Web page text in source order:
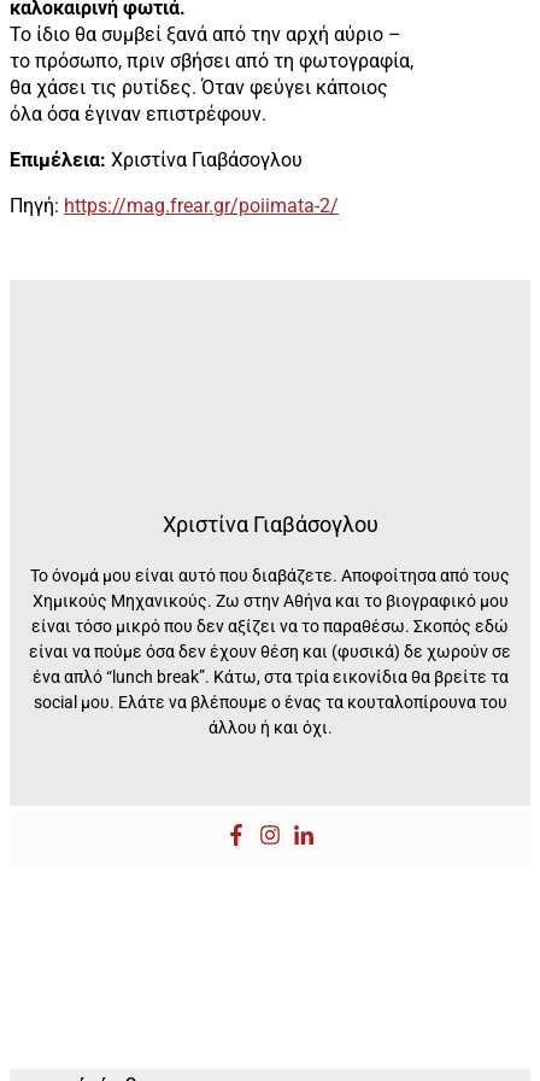
καλοκαιρινή φωτιά.
Το ίδιο θα συμβεί ξανά από την αρχή αύριο –
το πρόσωπο, πριν σβήσει από τη φωτογραφία,
θα χάσει τις ρυτίδες. Όταν φεύγει κάποιος
όλα όσα έγιναν επιστρέφουν.
Επιμέλεια: Χριστίνα Γιαβάσογλου
Πηγή: https://mag.frear.gr/poiimata-2/
Χριστίνα Γιαβάσογλου
Το όνομά μου είναι αυτό που διαβάζετε. Αποφοίτησα από τους
Χημικούς Μηχανικούς. Ζω στην Αθήνα και το βιογραφικό μου
είναι τόσο μικρό που δεν αξίζει να το παραθέσω. Σκοπός εδώ
είναι να πούμε όσα δεν έχουν θέση και (φυσικά) δε χωρούν σε
ένα απλό “lunch break”. Kάτω, στα τρία εικονίδια θα βρείτε τα
social μου. Ελάτε να βλέπουμε ο ένας τα κουταλοπίρουνα του
άλλου ή και όχι.